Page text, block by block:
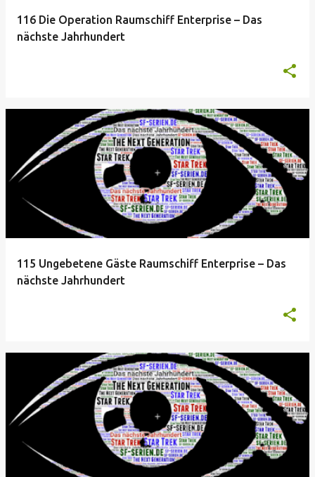
116 Die Operation Raumschiff Enterprise – Das
nächste Jahrhundert
115 Ungebetene Gäste Raumschiff Enterprise – Das
nächste Jahrhundert